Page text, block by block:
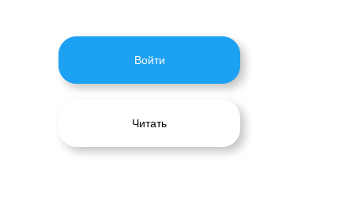
Войти
Читать